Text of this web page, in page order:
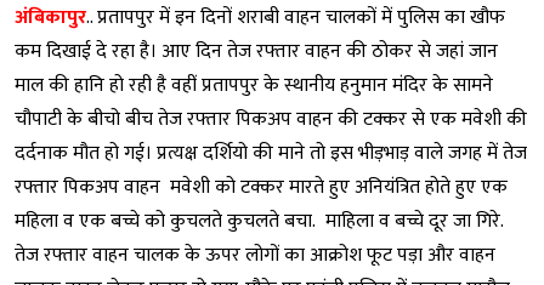
अंबिकापुर.. प्रतापपुर में इन दिनों शराबी वाहन चालकों में पुलिस का खौफ
कम दिखाई दे रहा है। आए दिन तेज रफ्तार वाहन की ठोकर से जहां जान
माल की हानि हो रही है वहीं प्रतापपुर के स्थानीय हनुमान मंदिर के सामने
चौपाटी के बीचो बीच तेज रफ्तार पिकअप वाहन की टक्कर से एक मवेशी की
दर्दनाक मौत हो गई। प्रत्यक्ष दर्शियो की माने तो इस भीड़भाड़ वाले जगह में तेज
रफ्तार पिकअप वाहन मवेशी को टक्कर मारते हुए अनियंत्रित होते हुए एक
महिला व एक बच्चे को कुचलते कुचलते बचा. माहिला व बच्चे दूर जा गिरे.
तेज रफ्तार वाहन चालक के ऊपर लोगों का आक्रोश फूट पड़ा और वाहन